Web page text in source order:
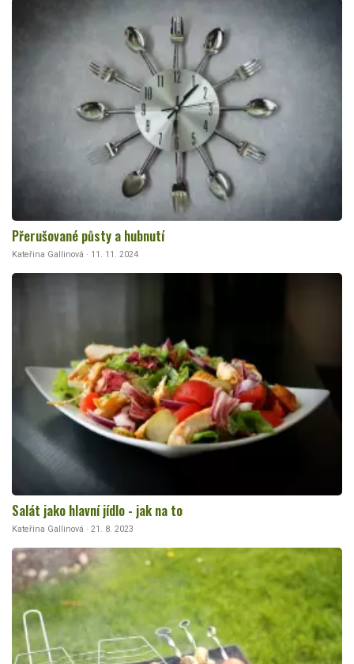
Přerušované půsty a hubnutí
Kateřina Gallinová · 11. 11. 2024
Salát jako hlavní jídlo - jak na to
Kateřina Gallinová · 21. 8. 2023